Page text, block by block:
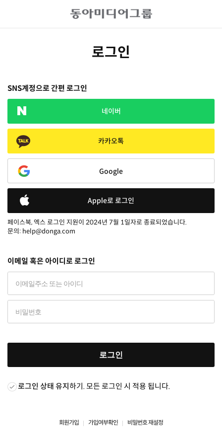
로그인
SNS계정으로 간편 로그인
네이버
카카오톡
Google
Apple로 로그인
페이스북, 엑스 로그인 지원이 2024년 7월 1일자로 종료되었습니다.
문의: help@donga.com
이메일 혹은 아이디로 로그인
로그인
로그인 상태 유지하기. 모든 로그인 시 적용 됩니다.
회원가입 가입여부확인 비밀번호 재설정